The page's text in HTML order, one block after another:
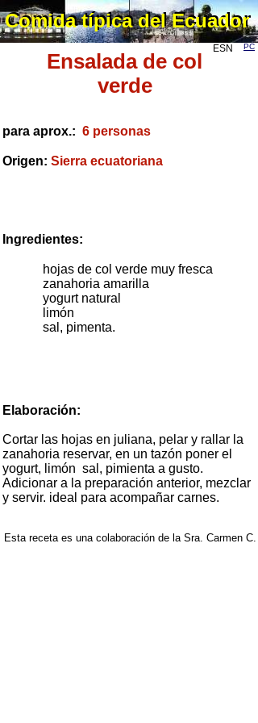
Ingredientes:
Elaboración:
Cortar las hojas en juliana, pelar y rallar la
zanahoria reservar, en un tazón poner el
yogurt, limón sal, pimienta a gusto.
Adicionar a la preparación anterior, mezclar
y servir. ideal para acompañar carnes.
para aprox.: 6 personas
Origen: Sierra ecuatoriana
hojas de col verde muy fresca
zanahoria amarilla
yogurt natural
limón
sal, pimenta.
Esta receta es una colaboración de la Sra. Carmen C.
PC
Comida típica del Ecuador
Comida típica del Ecuador
Ensalada de col
verde
ESN